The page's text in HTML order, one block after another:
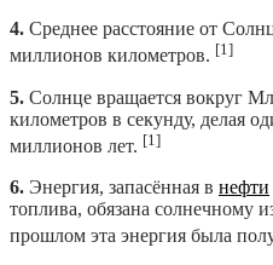
4. Среднее расстояние от
миллионов километров. [1]
5. Солнце вращается вокруг
километров в секунду, делая
миллионов лет. [1]
6. Энергия, запасённая в нефти
топлива, обязана солнечному
прошлом эта энергия была